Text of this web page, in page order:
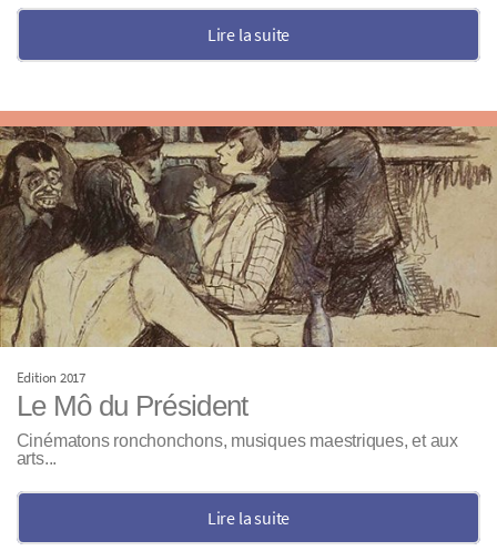
Lire la suite
Edition 2017
Le Mô du Président
Cinématons ronchonchons, musiques maestriques, et aux
arts...
Lire la suite